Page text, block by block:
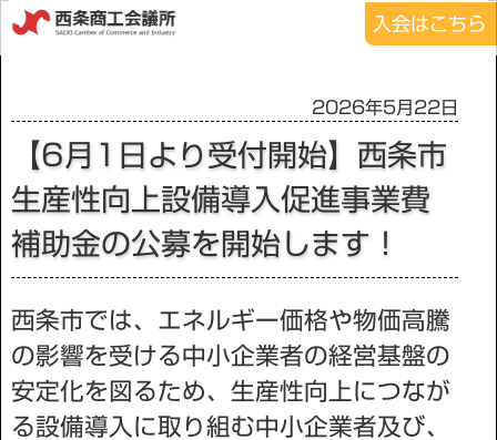
入会はこちら
2026年5月22日
【6月1日より受付開始】西条市
生産性向上設備導入促進事業費
補助金の公募を開始します！
西条市では、エネルギー価格や物価高騰
の影響を受ける中小企業者の経営基盤の
安定化を図るため、生産性向上につなが
る設備導入に取り組む中小企業者及び、